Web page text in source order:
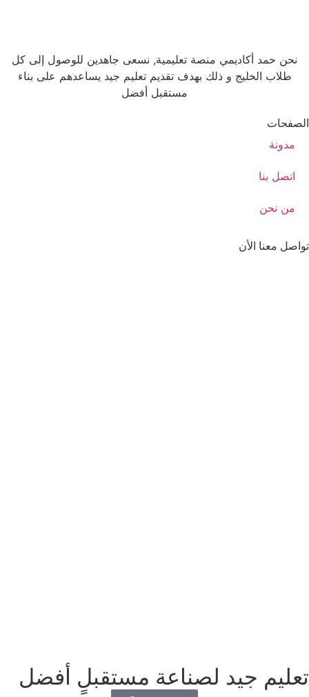
نحن حمد أكاديمي منصة تعليمية, نسعى جاهدين للوصول إلى كل
طلاب الخليج و ذلك بهدف تقديم تعليم جيد يساعدهم على بناء
مستقبل أفضل
الصفحات
مدونة
اتصل بنا
من نحن
تواصل معنا الأن
تعليم جيد لصناعة مستقبلٍ أفضل